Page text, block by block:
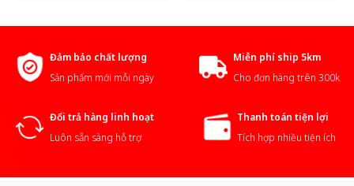
Đảm bảo chất lượng
Sản phẩm mới mỗi ngày
Miễn phí ship 5km
Cho đơn hàng trên 300k
Đổi trả hàng linh hoạt
Luôn sẵn sàng hỗ trợ
Thanh toán tiện lợi
Tích hợp nhiều tiện ích